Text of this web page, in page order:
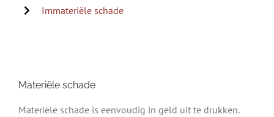
Immateriële schade
Materiële schade
Materiële schade is eenvoudig in geld uit te drukken.